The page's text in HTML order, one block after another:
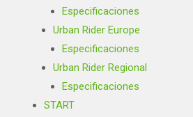
Especificaciones
Urban Rider Europe
Especificaciones
Urban Rider Regional
Especificaciones
START